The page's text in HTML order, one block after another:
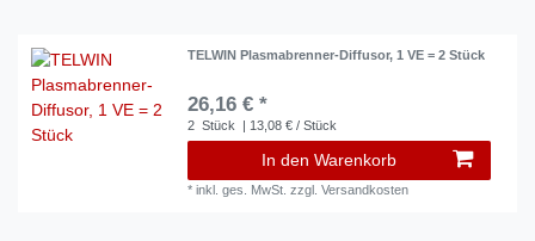
TELWIN Plasmabrenner-Diffusor, 1 VE = 2 Stück
26,16 € *
2 Stück | 13,08 € / Stück
In den Warenkorb
*inkl. ges. MwSt. zzgl.Versandkosten